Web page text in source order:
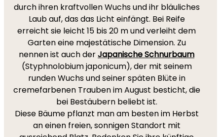
durch ihren kraftvollen Wuchs und ihr bläuliches
Laub auf, das das Licht einfängt. Bei Reife
erreicht sie leicht 15 bis 20 m und verleiht dem
Garten eine majestätische Dimension. Zu
nennen ist auch derJapanische Schnurbaum
(Styphnolobium japonicum), der mit seinem
runden Wuchs und seiner späten Blüte in
cremefarbenen Trauben im August besticht, die
bei Bestäubern beliebt ist.
Diese Bäume pflanzt man am besten im Herbst
an einen freien, sonnigen Standort mit